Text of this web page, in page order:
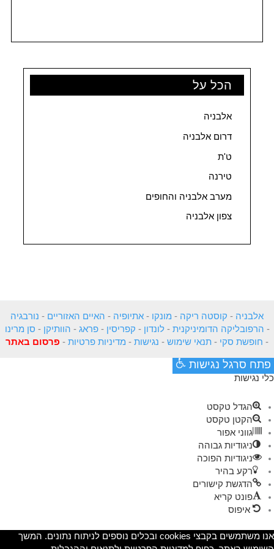
הכל על
אלבניה
דרום אלבניה
ט'ת
טירנה
מערב אלבניה והחופים
צפון אלבניה
אלבניה - קוסטה ריקה - מונקו - אתיופיה - האיים האזוריים - נורבגיה
- הרפובליקה הדומיניקנית -לונדון - קפריסין -פראג - הוותיקן - סן מרינו
- חופשת סקי - תנאי שימוש - נגישות - מדיניות פרטיות - פרסום באתר
פתח סרגל נגישות
כלי נגישות
הגדל טקסט
הקטן טקסט
גווני אפור
ניגודיות גבוהה
ניגודיות הפוכה
רקע בהיר
הדגשת קישורים
פונט קריא
איפוס
אנו משתמשים בקבצי cookies ובכלים נוספים לניתוח נתונים. המשך